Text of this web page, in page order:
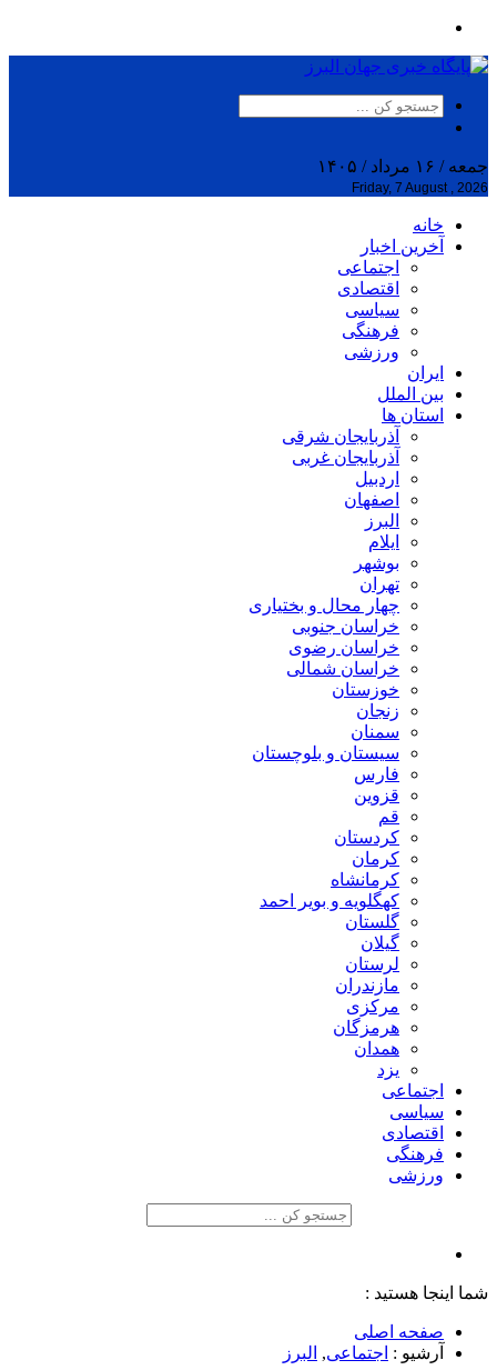
جمعه / ۱۶ مرداد / ۱۴۰۵
Friday, 7 August , 2026
خانه
آخرین اخبار
اجتماعی
اقتصادی
سیاسی
فرهنگی
ورزشی
ایران
بین الملل
استان ها
آذربایجان شرقی
آذربایجان غربی
اردبیل
اصفهان
البرز
ایلام
بوشهر
تهران
چهار محال و بختیاری
خراسان جنوبی
خراسان رضوی
خراسان شمالی
خوزستان
زنجان
سمنان
سیستان و بلوچستان
فارس
قزوین
قم
کردستان
کرمان
کرمانشاه
کهگلویه و بویر احمد
گلستان
گیلان
لرستان
مازندران
مرکزی
هرمزگان
همدان
یزد
اجتماعی
سیاسی
اقتصادی
فرهنگی
ورزشی
شما اینجا هستید :
صفحه اصلی
آرشیو : اجتماعی, البرز